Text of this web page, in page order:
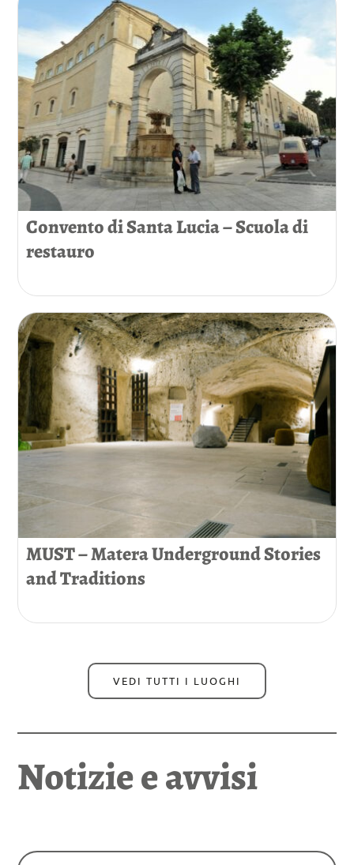
Convento di Santa Lucia – Scuola di
restauro
MUST – Matera Underground Stories
and Traditions
VEDI TUTTI I LUOGHI
Notizie e avvisi